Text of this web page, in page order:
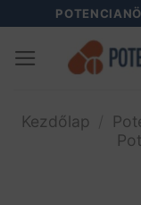
content
Kezdőlap